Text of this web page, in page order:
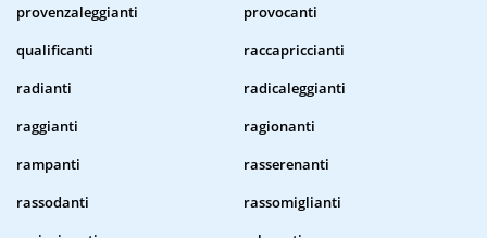
provenzaleggianti
provocanti
qualificanti
raccapriccianti
radianti
radicaleggianti
raggianti
ragionanti
rampanti
rasserenanti
rassodanti
rassomiglianti